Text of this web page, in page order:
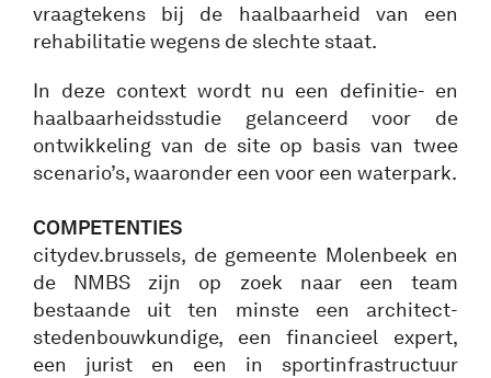
vraagtekens bij de haalbaarheid van een
rehabilitatie wegens de slechte staat.
In deze context wordt nu een definitie- en
haalbaarheidsstudie gelanceerd voor de
ontwikkeling van de site op basis van twee
scenario’s, waaronder een voor een waterpark.
COMPETENTIES
citydev.brussels, de gemeente Molenbeek en
de NMBS zijn op zoek naar een team
bestaande uit ten minste een architect-
stedenbouwkundige, een financieel expert,
een jurist en een in sportinfrastructuur